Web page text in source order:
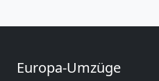
Europa-Umzüge